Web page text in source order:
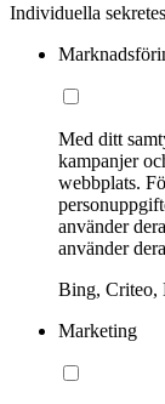
Individuella
Med ditt
kampanjer
webbplats.
använder
använder
Bing, Criteo,
Marketing